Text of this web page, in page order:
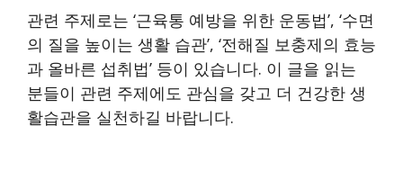
관련 주제로는 ‘근육통 예방을 위한 운동법’, ‘수면
의 질을 높이는 생활 습관’, ‘전해질 보충제의 효능
과 올바른 섭취법’ 등이 있습니다. 이 글을 읽는
분들이 관련 주제에도 관심을 갖고 더 건강한 생
활습관을 실천하길 바랍니다.